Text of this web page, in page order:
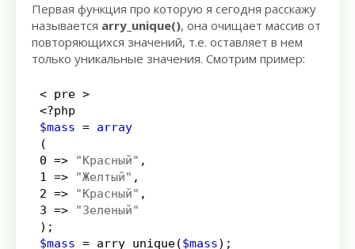
Первая функция про которую я сегодня расскажу
называется arry_unique(), она очищает массив от
повторяющихся значений, т.е. оставляет в нем
только уникальные значения. Смотрим пример:
< pre >
<?php
$mass = array
(
0 => "Красный" ,
1 => "Желтый" ,
2 => "Красный" ,
3 =>
"Зеленый"
);
$mass = arry_unique($mass);